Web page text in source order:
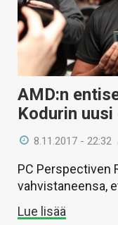
AMD:n
Kodurin
8.11.2017 - 22:32
PC Perspectiven
vahvistaneensa,
Lue lisää